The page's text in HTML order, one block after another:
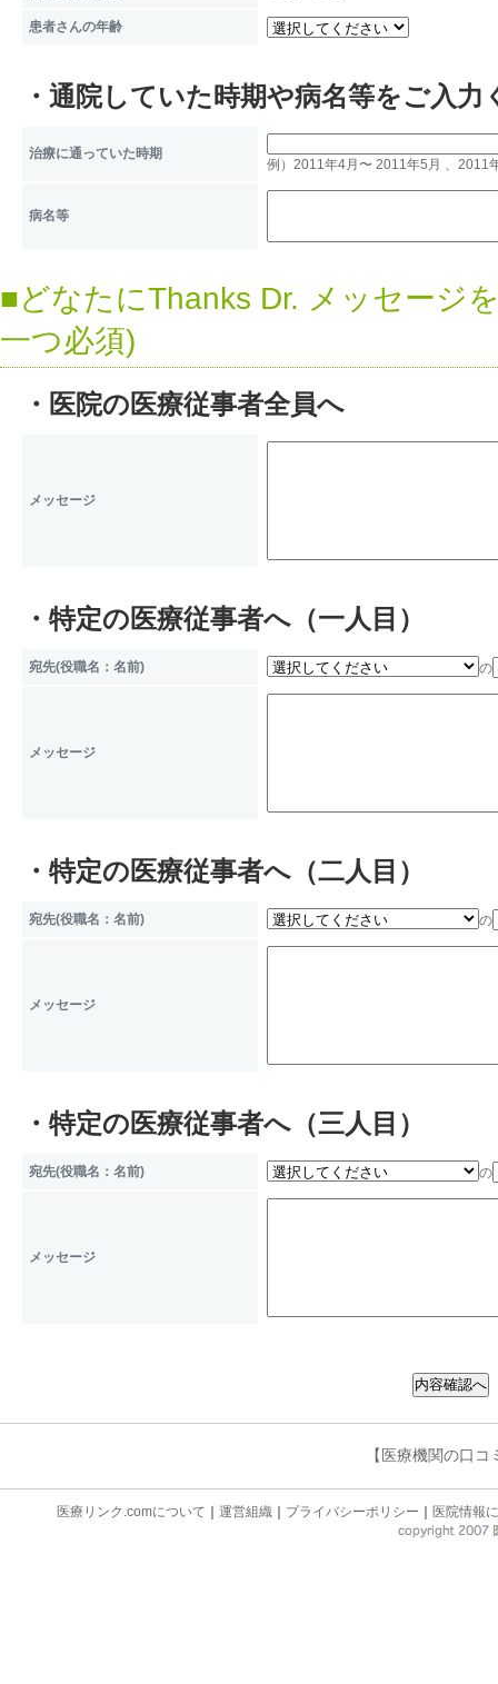
クッキーには個人を特定できる
更することができます。
従業者労務管理業務において採
扶養家族などの個人情報を業務
個人情報の取扱いについて
当社は個人情報を上記利用目的
容に保つように努め、不正なア
から守るべく、必要かつ適切
個人情報の第三者への提供
本人および代理人が事前に承諾
国の機関又は地方公共団体が法
大な利益を保護するために必要
委託先等の管理
当サイト運営の改善のために、
を委託する場合がございます
な調査を行い、取り扱いを委託
ます。
個人情報を与えることの任意性
個人情報の提供を拒否するこ
の停止、消去及び第三者への
できます。 ただし、ご本人で
合には、これらの請求に応じま
変更
患者さんの年齢
・通院していた時期や病名等をご入力
治療に通っていた時期
例）2011年4月〜 2011年5月 、2011
病名等
■どなたにThanks Dr. メッセージ
一つ必須)
・医院の医療従事者全員へ
メッセージ
・特定の医療従事者へ（一人目）
宛先(役職名：名前) の
メッセージ
・特定の医療従事者へ（二人目）
宛先(役職名：名前) の
メッセージ
・特定の医療従事者へ（三人目）
宛先(役職名：名前) の
メッセージ
【医療機関の口
医療リンク.comについて 運営組織 プライバシーポリシー 医院情報